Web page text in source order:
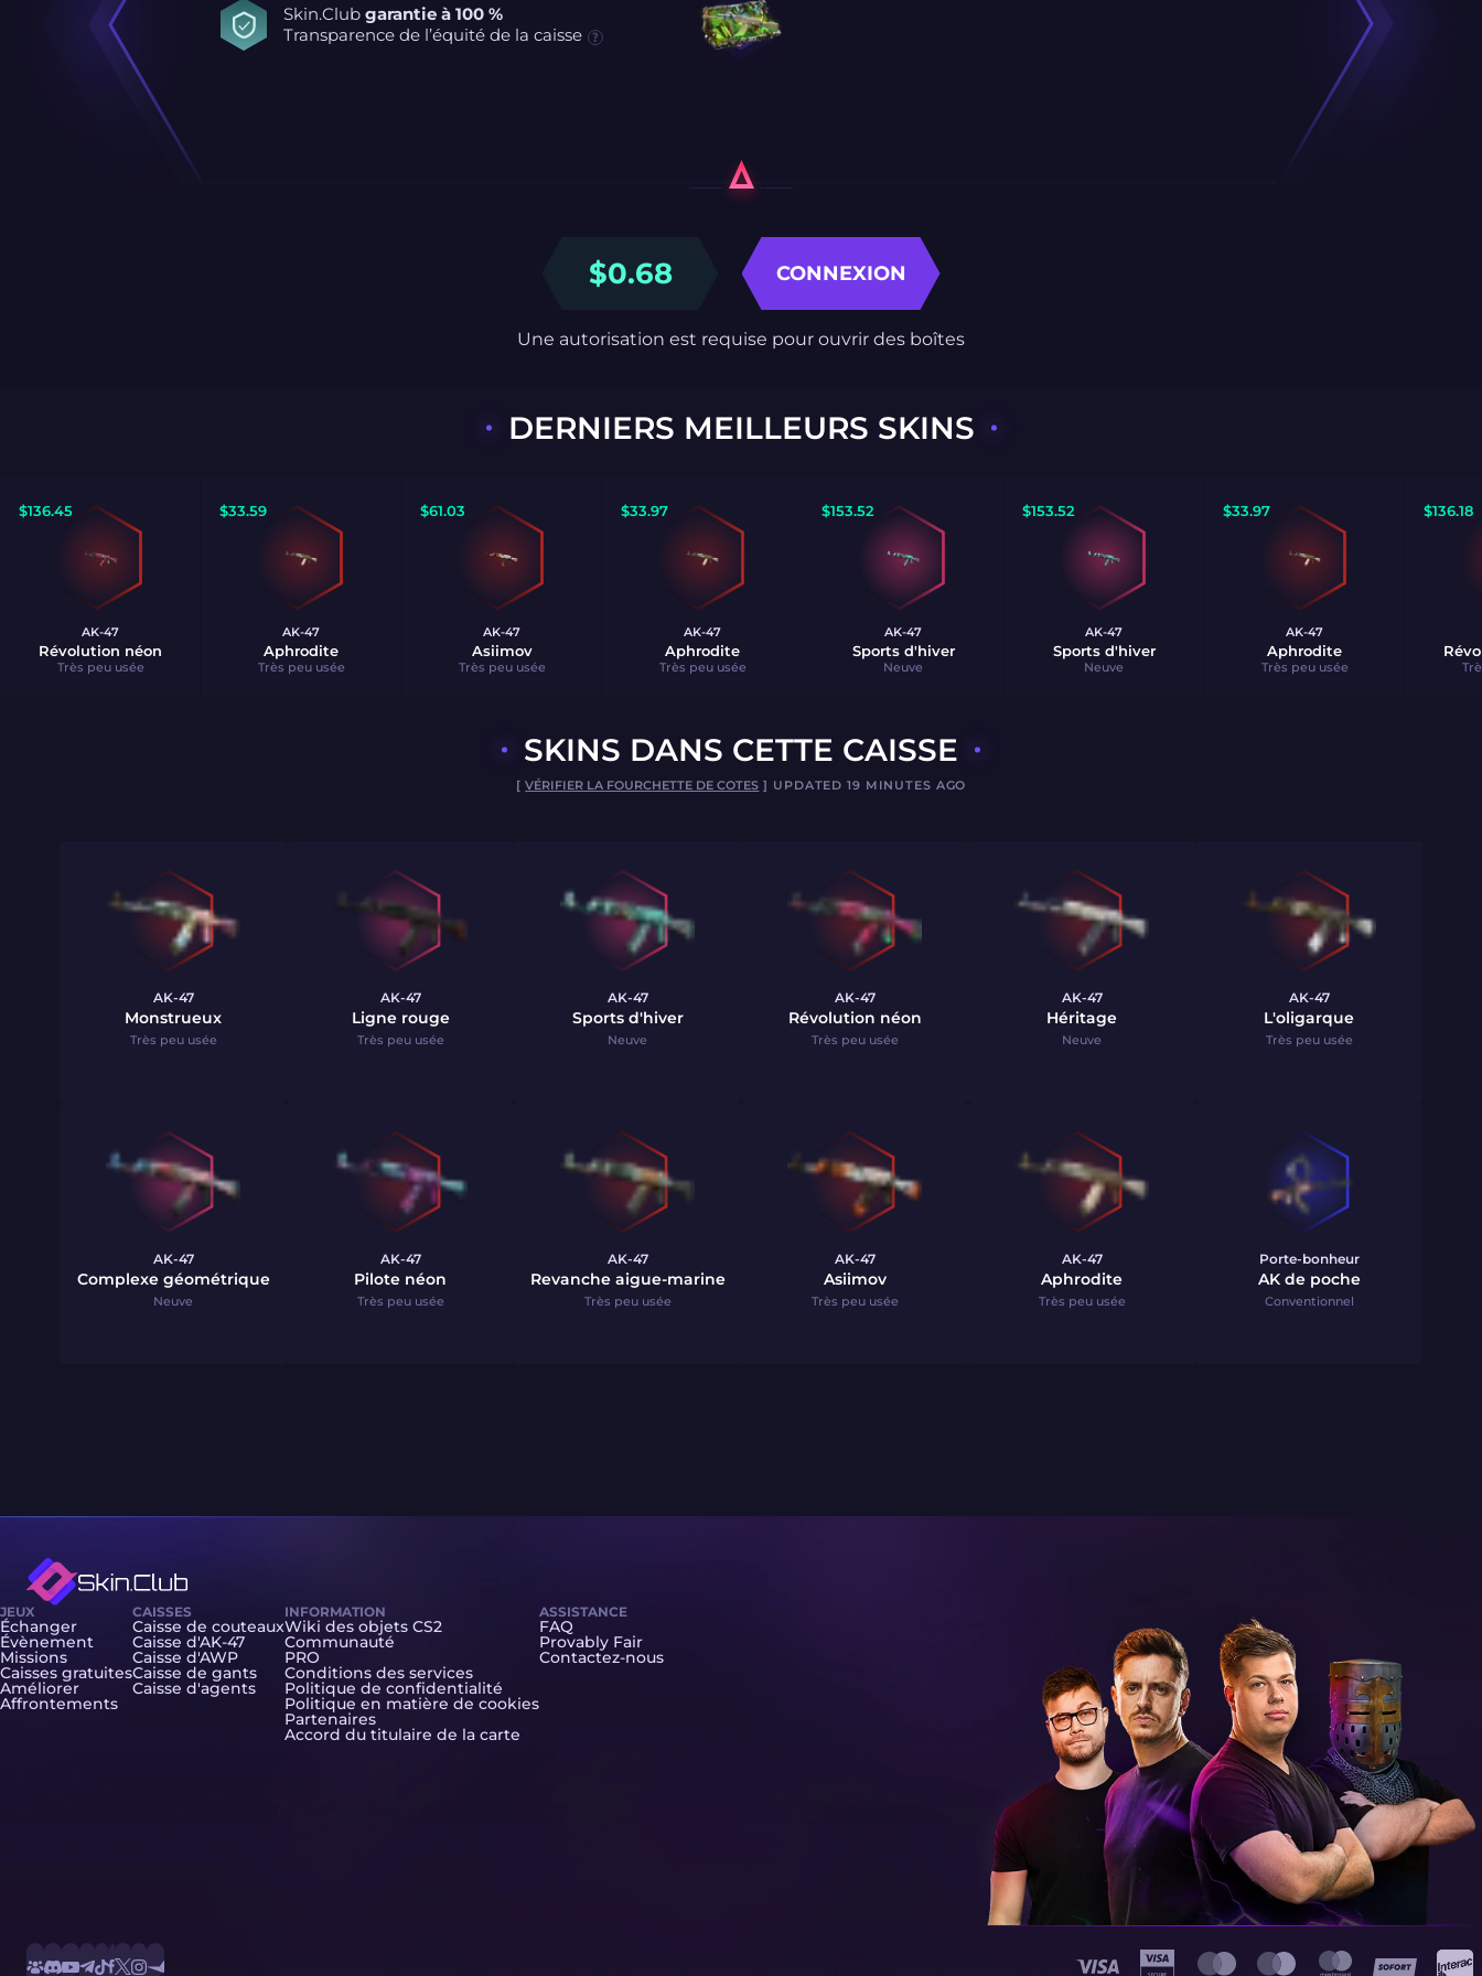
Skin.Club garantie à 100 %
Transparence de l’équité de la caisse
$0.68 CONNEXION
Une autorisation est requise pour ouvrir des boîtes
DERNIERS MEILLEURS SKINS
$136.45
AK-47
Révolution néon
Très peu usée
$33.59
AK-47
Aphrodite
Très peu usée
$61.03
AK-47
Asiimov
Très peu usée
$33.97
AK-47
Aphrodite
Très peu usée
$153.52
AK-47
Sports d'hiver
Neuve
$153.52
AK-47
Sports d'hiver
Neuve
$33.97
AK-47
Aphrodite
Très peu usée
$136.18
SKINS DANS CETTE CAISSE
[VÉRIFIER LA FOURCHETTE DE COTES ] UPDATED 19 MINUTES AGO
AK-47
Monstrueux
Très peu usée
AK-47
Ligne rouge
Très peu usée
AK-47
Sports d'hiver
Neuve
AK-47
Révolution néon
Très peu usée
AK-47
Héritage
Neuve
AK-47
L'oligarque
Très peu usée
AK-47
Complexe géométrique
Neuve
AK-47
Pilote néon
Très peu usée
AK-47
Revanche aigue-marine
Très peu usée
AK-47
Asiimov
Très peu usée
AK-47
Aphrodite
Très peu usée
Porte-bonheur
AK de poche
Conventionnel
JEUX
Échanger
Évènement
Missions
Caisses gratuites
Améliorer
Affrontements
CAISSES
Caisse de couteaux
Caisse d'AK-47
Caisse d'AWP
Caisse de gants
Caisse d'agents
INFORMATION
Wiki des objets CS2
Communauté
PRO
Conditions des services
Politique de confidentialité
Politique en matière de cookies
Partenaires
Accord du titulaire de la carte
ASSISTANCE
FAQ
Provably Fair
Contactez-nous